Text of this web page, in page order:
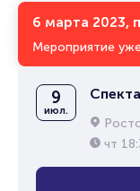
6 марта 2023,
Мероприятие
9
июл.
чт